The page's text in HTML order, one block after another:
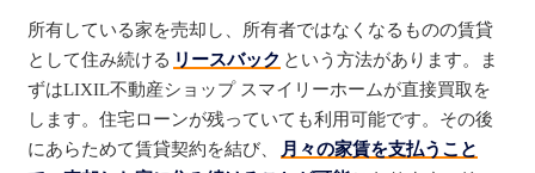
所有している家を売却し、所有者ではなくなるものの賃貸
として住み続ける リースバック という方法があります。ま
ずはLIXIL不動産ショップ スマイリーホームが直接買取を
します。住宅ローンが残っていても利用可能です。その後
にあらためて賃貸契約を結び、
月々の家賃を支払うこと